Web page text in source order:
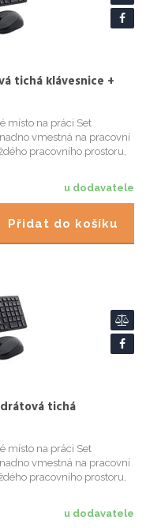
tichá klávesnice +
místo na práci Set
vmestná na pracovní
pracovního prostoru,
u dodavatele
Přidat do košíku
tichá
místo na práci Set
vmestná na pracovní
pracovního prostoru,
u dodavatele